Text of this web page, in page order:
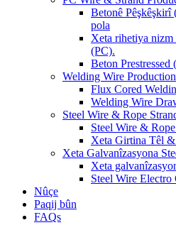
Betonê Pêşkêşkirî
pola
Xeta rihetiya nizm
(PC).
Beton
Welding Wire
Flux Cored
Welding Wire
Steel Wire & Rope
Steel Wire &
Xeta Girtina Têl
Xeta Galvanîzasyona
Xeta
Steel Wire
Nûçe
Paqij bûn
FAQs